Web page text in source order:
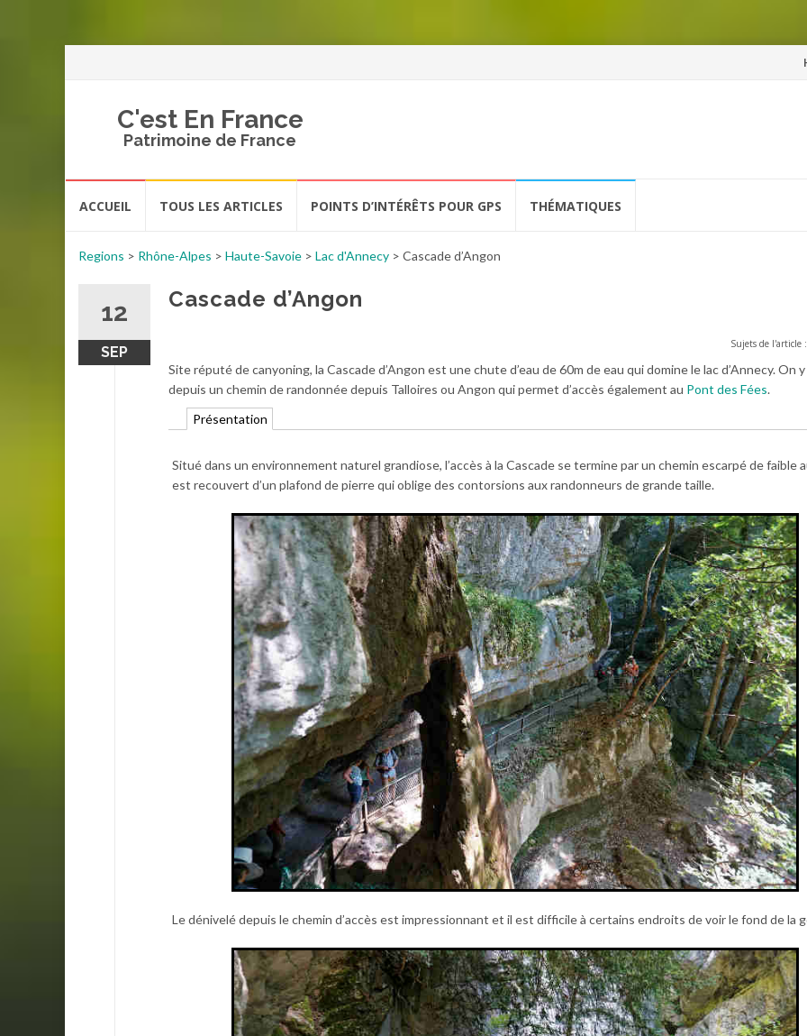
C'est En France
Patrimoine de France
ACCUEIL TOUS LES ARTICLES POINTS D’INTÉRÊTS POUR GPS THÉMATIQUES
Regions > Rhône-Alpes > Haute-Savoie > Lac d'Annecy > Cascade d’Angon
12
SEP
Cascade d’Angon
Sujets de l'article :
Site réputé de canyoning, la Cascade d’Angon est une chute d’eau de 60m de eau qui domine le lac d’Annecy. On
depuis un chemin de randonnée depuis Talloires ou Angon qui permet d’accès également au Pont des Fées.
Présentation
Situé dans un environnement naturel grandiose, l’accès à la Cascade se termine par un chemin escarpé de faible
est recouvert d’un plafond de pierre qui oblige des contorsions aux randonneurs de grande taille.
Le dénivelé depuis le chemin d’accès est impressionnant et il est difficile à certains endroits de voir le fond de la